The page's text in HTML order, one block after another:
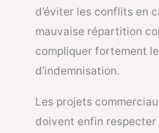
d’éviter les conflits en
mauvaise répartition
compliquer fortement
d’indemnisation.
Les projets
doivent enfin respecter